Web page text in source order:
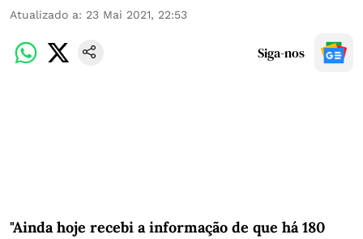
Atualizado a: 23 Mai 2021, 22:53
Siga-nos
"Ainda hoje recebi a informação de que há 180